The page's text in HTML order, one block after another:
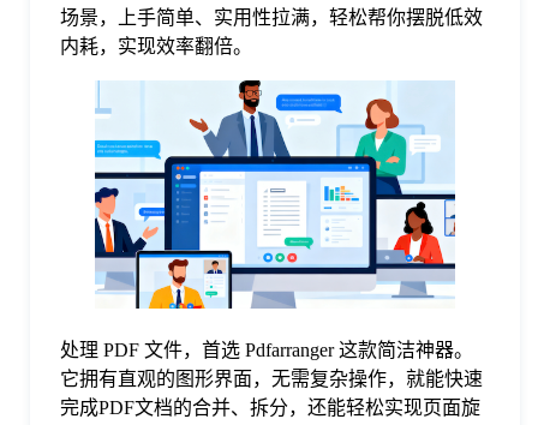
常
场景，上手简单、实用性拉满，轻松帮你摆脱低效
内耗，实现效率翻倍。
处理 PDF 文件，首选 Pdfarranger 这款简洁神器。
它拥有直观的图形界面，无需复杂操作，就能快速
完成PDF文档的合并、拆分，还能轻松实现页面旋